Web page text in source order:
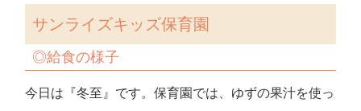
サンライズキッズ保育園
◎給食の様子
今日は『冬至』です。保育園では、ゆずの果汁を使っ